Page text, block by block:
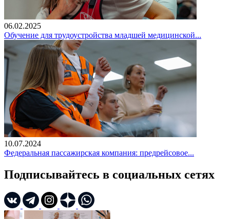
06.02.2025
Обучение для трудоустройства младшей медицинской...
10.07.2024
Федеральная пассажирская компания: предрейсовое...
Подписывайтесь в социальных сетях